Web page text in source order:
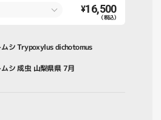
¥16,500
（税込）
ムシ Trypoxylus dichotomus
ムシ 成虫 山梨県県 7月